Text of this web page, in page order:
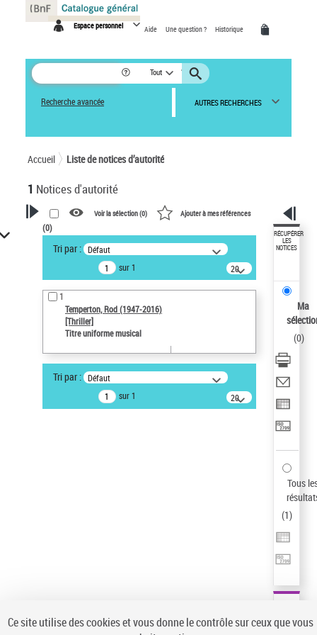
Espace personnel Aide Une question ? Historique
Tout
Recherche avancée AUTRES RECHERCHES
Accueil Liste de notices d’autorité
1 Notices d'autorité
VOTRE RECHERCHE
Recherche avancée dans les
notices d’autorité
Œuvres liées à l'auteur :
Temperton, Rod (1947-2016)
Auteur d’œuvre
Type de notice d'autorité
Voir la sélection (0) Ajouter à mes références
(0)
Tri par : Défaut
sur 1
20
résultats/page
1
Temperton, Rod (1947-2016)
[Thriller]
Titre uniforme musical
Tri par : Défaut
sur 1
20
résultats/page
RÉCUPÉRER
LES
NOTICES
Ma
(0)
Tous
(1)
Panneau de gestion des cookies
Ce site utilise des cookies et vous donne le contrôle sur ceux que vous